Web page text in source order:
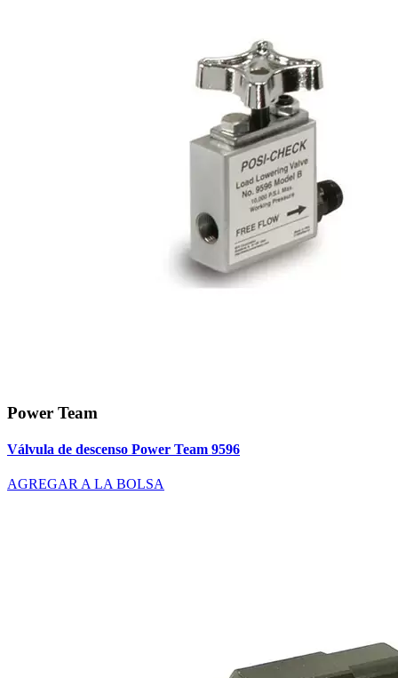
Power Team
Válvula de descenso Power Team 9596
AGREGAR A LA BOLSA